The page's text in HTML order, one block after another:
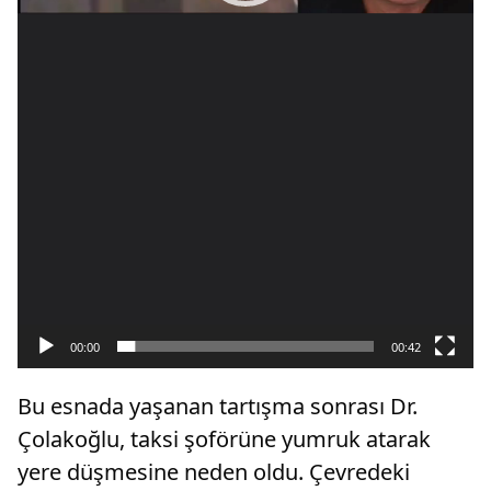
00:00 00:42
Bu esnada yaşanan tartışma sonrası Dr.
Çolakoğlu, taksi şoförüne yumruk atarak
yere düşmesine neden oldu. Çevredeki